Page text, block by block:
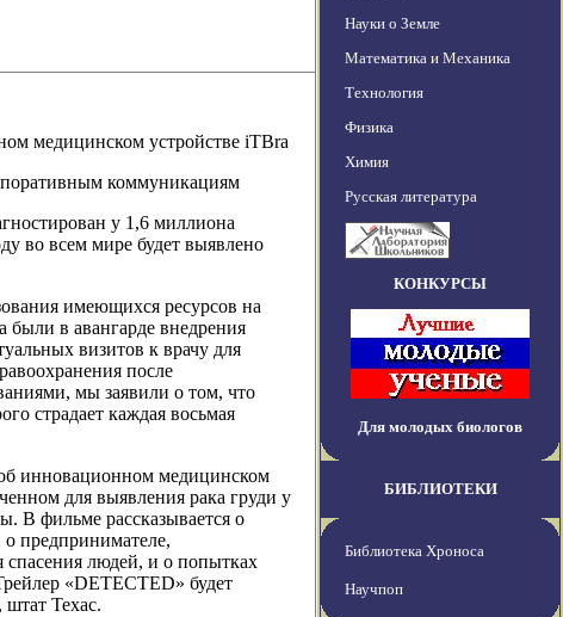
медицинском устройстве iTBra
коммуникациям
у 1,6 миллиона
во всем мире будет выявлено
имеющихся ресурсов на
были в авангарде внедрения
визитов к врачу для
после
мы заявили о том, что
страдает каждая восьмая
инновационном медицинском
для выявления рака груди у
В фильме рассказывается о
о предпринимателе,
людей, и о попытках
«DETECTED» будет
Техас.
Науки о Земле
Математика и Механика
Технология
Физика
Химия
Русская литература
КОНКУРСЫ
Для молодых биологов
БИБЛИОТЕКИ
Библиотека Хроноса
Научпоп